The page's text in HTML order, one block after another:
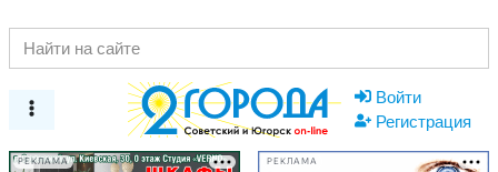
Войти
Регистрация
РЕКЛАМА РЕКЛАМА